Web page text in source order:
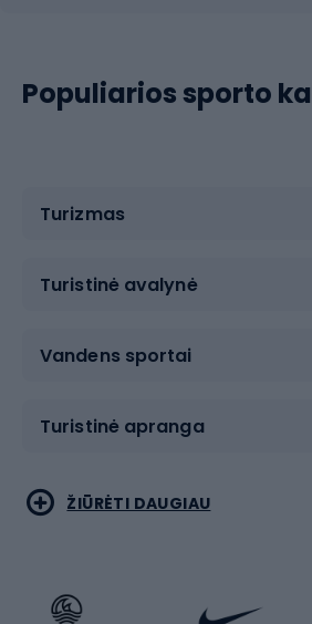
Populiarios sporto
Turizmas
Turistinė avalynė
Vandens sportai
Turistinė apranga
Bėgimas
Koviniai sportai
ŽIŪRĖTI DAUGIAU